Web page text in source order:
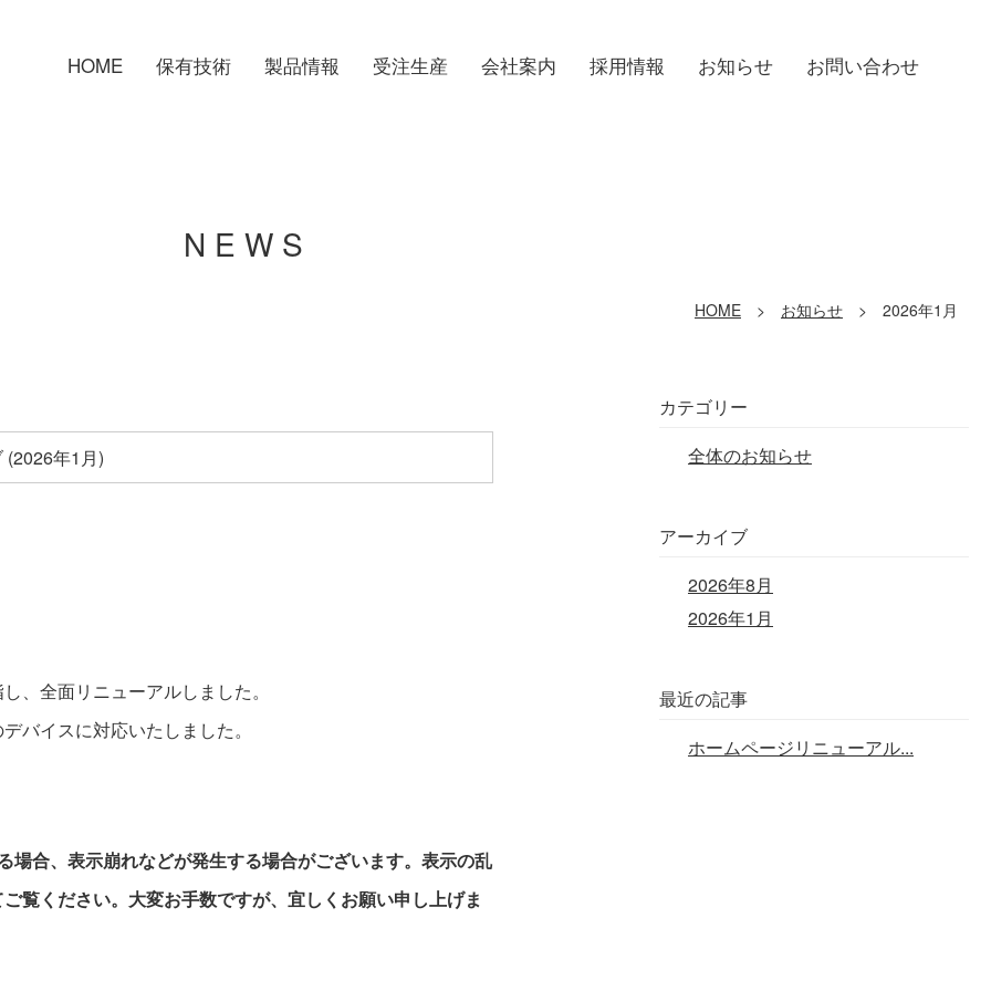
HOME 保有技術 製品情報 受注生産 会社案内 採用情報 お知らせ お問い合わせ
NEWS
HOME > お知らせ > 2026年1月
(2026年1月)
、全面リニューアルしました。
バイスに対応いたしました。
合、表示崩れなどが発生する場合がございます。表示の乱
覧ください。大変お手数ですが、宜しくお願い申し上げま
カテゴリー
全体のお知らせ
アーカイブ
2026年8月
2026年1月
最近の記事
ホームページリニューアル...